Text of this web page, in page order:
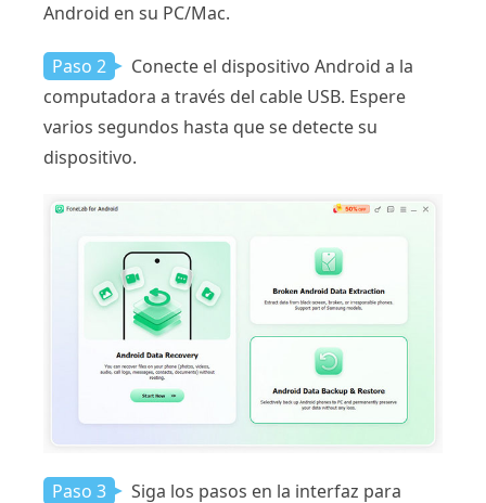
Android en su PC/Mac.
Paso 2
Conecte el dispositivo Android a la
computadora a través del cable USB. Espere
varios segundos hasta que se detecte su
dispositivo.
Paso 3 Siga los pasos en la interfaz para